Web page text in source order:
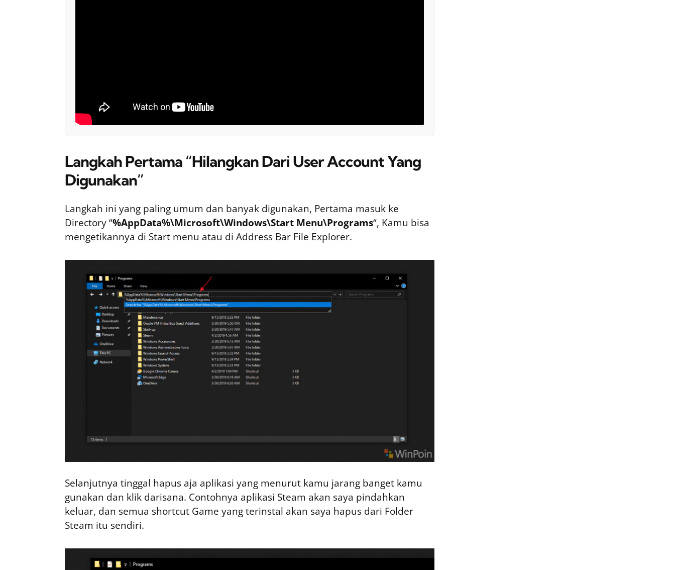
Langkah Pertama “Hilangkan Dari User Account Yang
Digunakan”
Langkah ini yang paling umum dan banyak digunakan, Pertama masuk ke
Directory “%AppData%\Microsoft\Windows\Start Menu\Programs“, Kamu bisa
mengetikannya di Start menu atau di Address Bar File Explorer.
Selanjutnya tinggal hapus aja aplikasi yang menurut kamu jarang banget kamu
gunakan dan klik darisana. Contohnya aplikasi Steam akan saya pindahkan
keluar, dan semua shortcut Game yang terinstal akan saya hapus dari Folder
Steam itu sendiri.